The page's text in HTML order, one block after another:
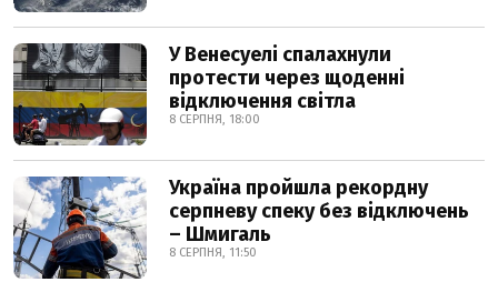
У Венесуелі спалахнули
протести через щоденні
відключення світла
8 СЕРПНЯ, 18:00
Україна пройшла рекордну
серпневу спеку без відключень
– Шмигаль
8 СЕРПНЯ, 11:50